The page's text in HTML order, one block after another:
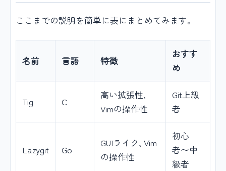
ここまでの説明を簡単に表にまとめてみます。
名前 言語 特徴
おすす
め
Tig C
高い拡張性,
Vimの操作性
Git上級
者
Lazygit Go
GUIライク, Vim
の操作性
初心
者〜中
級者